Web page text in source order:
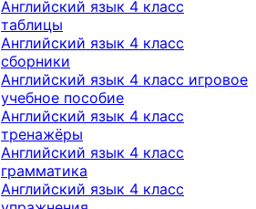
Английский язык 4 класс
таблицы
Английский язык 4 класс
сборники
Английский язык 4 класс игровое
учебное пособие
Английский язык 4 класс
тренажёры
Английский язык 4 класс
грамматика
Английский язык 4 класс